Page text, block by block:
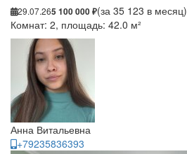
29.07.265 100 000 ₽(за 35 123 в месяц)
Комнат: 2, площадь: 42.0 м²
Анна Витальевна
+79235836393